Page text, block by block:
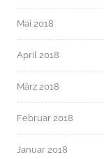
Mai 2018
April 2018
März 2018
Februar 2018
Januar 2018